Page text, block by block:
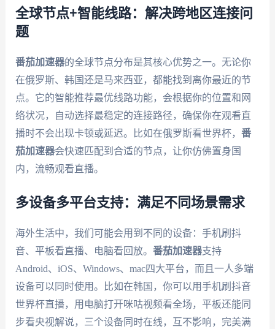
全球节点+智能线路：解决跨地区连接问
题
番茄加速器的全球节点分布是其核心优势之一。无论你
在俄罗斯、韩国还是马来西亚，都能找到离你最近的节
点。它的智能推荐最优线路功能，会根据你的位置和网
络状况，自动选择最稳定的连接路径，确保你在观看直
播时不会出现卡顿或延迟。比如在俄罗斯看世界杯， 番
茄加速器会快速匹配到合适的节点，让你仿佛置身国
内，流畅观看直播。
多设备多平台支持：满足不同场景需求
海外生活中，我们可能会用到不同的设备：手机刷抖
音、平板看直播、电脑看回放。 番茄加速器支持
Android、iOS、Windows、mac四大平台，而且一人多端
设备可以同时使用。比如在韩国，你可以用手机刷抖音
世界杯直播，用电脑打开咪咕视频看全场，平板还能同
步看央视解说，三个设备同时在线，互不影响，完美满